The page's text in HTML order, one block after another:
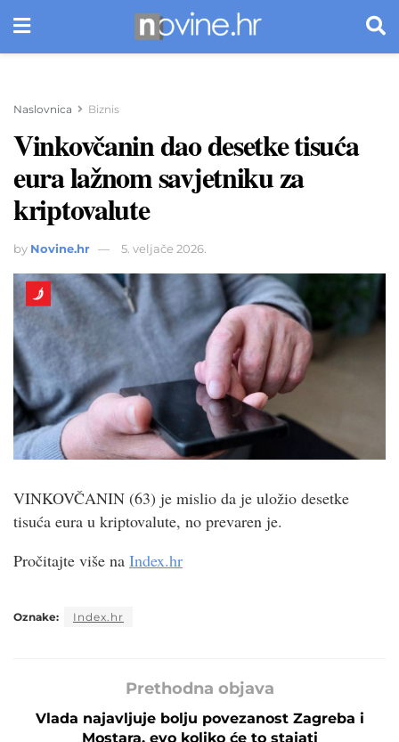
Naslovnica Biznis
Vinkovčanin dao desetke tisuća
eura lažnom savjetniku za
kriptovalute
by Novine.hr 5. veljače 2026.
VINKOVČANIN (63) je mislio da je uložio desetke
tisuća eura u kriptovalute, no prevaren je.
Pročitajte više na Index.hr
Oznake: Index.hr
Prethodna objava
Vlada najavljuje bolju povezanost Zagreba i
Mostara, evo koliko će to stajati